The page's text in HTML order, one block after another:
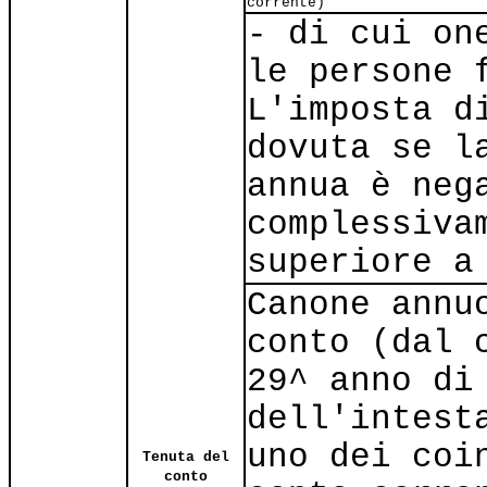
Tenuta del
conto
- di cui
le persone
L'imposta
dovuta se
annua è
superiore a
Canone
conto (dal
29^ anno
uno dei